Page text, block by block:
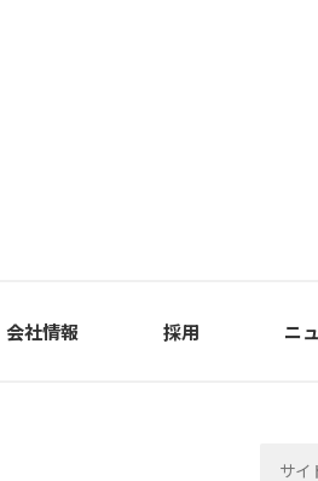
会社情報 採用 ニ